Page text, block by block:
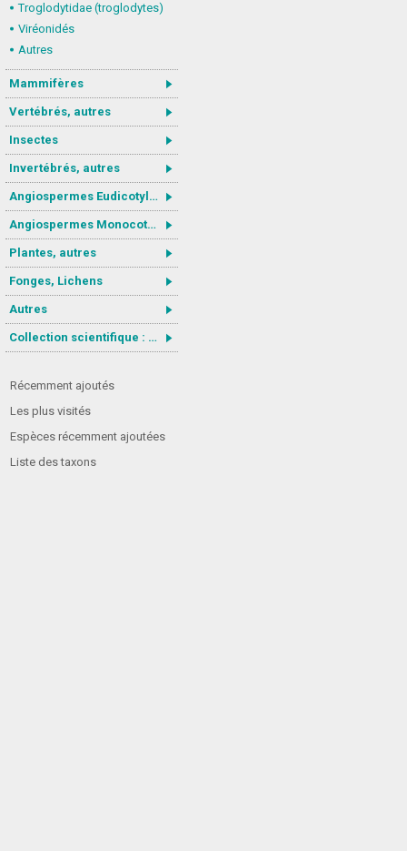
Troglodytidae (troglodytes)
Viréonidés
Autres
Mammifères
Vertébrés, autres
Insectes
Invertébrés, autres
Angiospermes Eudicotylédones
Angiospermes Monocotylédones
Plantes, autres
Fonges, Lichens
Autres
Collection scientifique : Gastrotricha
Récemment ajoutés
Les plus visités
Espèces récemment ajoutées
Liste des taxons